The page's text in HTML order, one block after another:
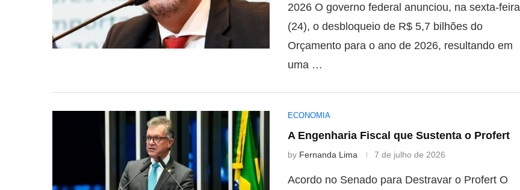
2026 O governo federal anunciou, na sexta-feira
(24), o desbloqueio de R$ 5,7 bilhões do
Orçamento para o ano de 2026, resultando em
uma …
ECONOMIA
A Engenharia Fiscal que Sustenta o Profert
by Fernanda Lima 7 de julho de 2026
Acordo no Senado para Destravar o Profert O